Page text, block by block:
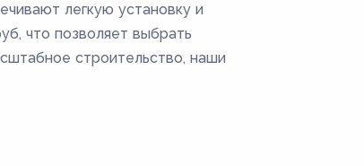
легкую установку и
что позволяет выбрать
строительство, наши